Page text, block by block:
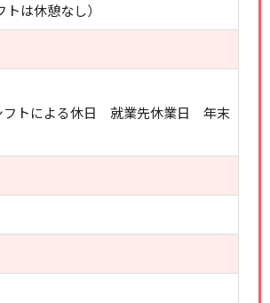
は休憩なし）
フトによる休日 就業先休業日 年末